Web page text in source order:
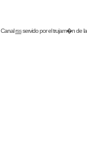
Canalrssservido por eltrujam�nde